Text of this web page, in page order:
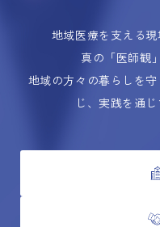
地域医療を支える現
真の「医師観
地域の方々の暮らしを
じ、実践を通